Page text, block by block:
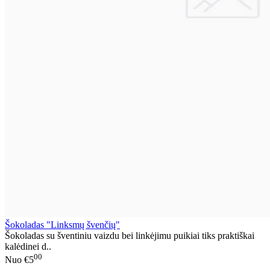
Šokoladas "Linksmų švenčių"
Šokoladas su šventiniu vaizdu bei linkėjimu puikiai tiks praktiškai
kalėdinei d..
Nuo €500